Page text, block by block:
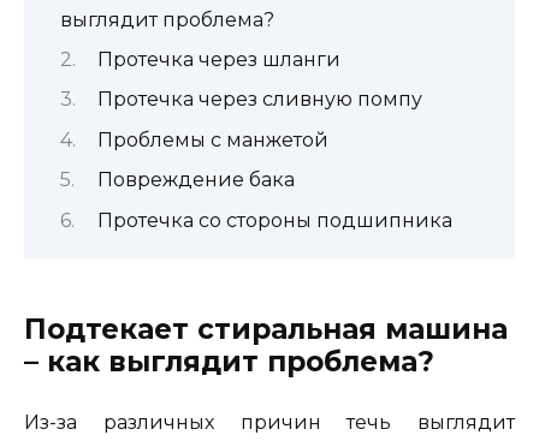
выглядит проблема?
Протечка через шланги
Протечка через сливную помпу
Проблемы с манжетой
Повреждение бака
Протечка со стороны подшипника
Подтекает стиральная машина
– как выглядит проблема?
Из-за различных причин течь выглядит